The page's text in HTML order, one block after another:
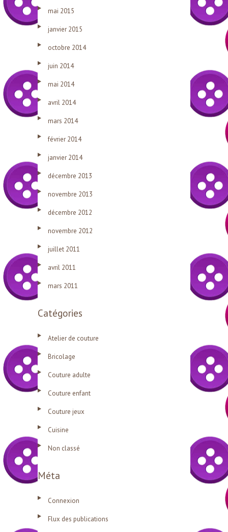
mai 2015
janvier 2015
octobre 2014
juin 2014
mai 2014
avril 2014
mars 2014
février 2014
janvier 2014
décembre 2013
novembre 2013
décembre 2012
novembre 2012
juillet 2011
avril 2011
mars 2011
Catégories
Atelier de couture
Bricolage
Couture adulte
Couture enfant
Couture jeux
Cuisine
Non classé
Méta
Connexion
Flux des publications